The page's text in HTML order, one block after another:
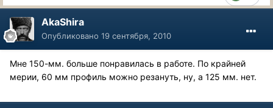
AkaShira
Опубликовано 19 сентября, 2010
Мне 150-мм. больше понравилась в работе. По крайней
мерии, 60 мм профиль можно резануть, ну, а 125 мм. нет.